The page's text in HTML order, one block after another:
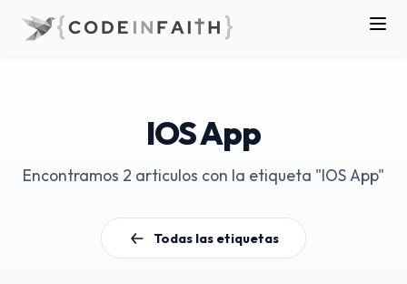
IOS App
Encontramos 2 articulos con la etiqueta "IOS App"
Todas las etiquetas